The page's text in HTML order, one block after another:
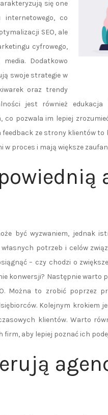
się one
internetowego, co
SEO, ale
cyfrowego,
Dodatkowo
swoje strategie w
oraz trendy
jest również
co pozwala im lepiej
ze strony klientów to
proces i mają większe
być wyzwaniem, jednak
potrzeb i celów
– czy chodzi o
konwersji? Następnie warto
Można to zrobić poprzez
Kolejnym krokiem
klientów. Warto
aby lepiej poznać ich